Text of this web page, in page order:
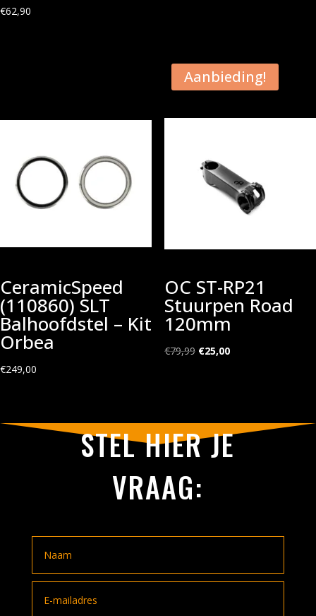
€62,90
CeramicSpeed
(110860) SLT
Balhoofdstel – Kit
Orbea
€249,00
Aanbieding!
OC ST-RP21
Stuurpen Road
120mm
€79,99 Oorspronkelijke
€25,00Huidige
STEL HIER JE
VRAAG: